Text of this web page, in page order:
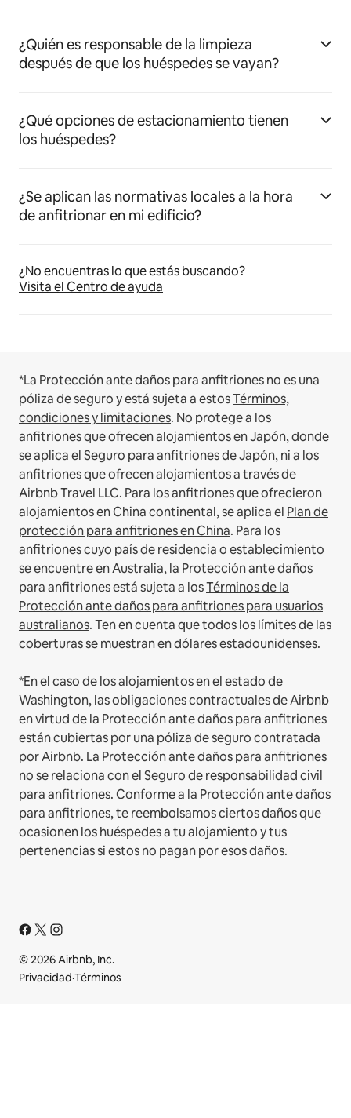
¿Quién es responsable de la limpieza
después de que los huéspedes se vayan?
¿Qué opciones de estacionamiento tienen
los huéspedes?
¿Se aplican las normativas locales a la hora
de anfitrionar en mi edificio?
¿No encuentras lo que estás buscando?
Visita el Centro de ayuda
*La Protección ante daños para anfitriones no es una
póliza de seguro y está sujeta a estosTérminos,
condiciones y limitaciones. No protege a los
anfitriones que ofrecen alojamientos en Japón, donde
se aplica elSeguro para anfitriones de Japón, ni a los
anfitriones que ofrecen alojamientos a través de
Airbnb Travel LLC. Para los anfitriones que ofrecieron
alojamientos en China continental, se aplica el Plan de
protección para anfitriones en China. Para los
anfitriones cuyo país de residencia o establecimiento
se encuentre en Australia, la Protección ante daños
para anfitriones está sujeta a losTérminos de la
Protección ante daños para anfitriones para usuarios
australianos. Ten en cuenta que todos los límites de las
coberturas se muestran en dólares estadounidenses.
*En el caso de los alojamientos en el estado de
Washington, las obligaciones contractuales de Airbnb
en virtud de la Protección ante daños para anfitriones
están cubiertas por una póliza de seguro contratada
por Airbnb. La Protección ante daños para anfitriones
no se relaciona con el Seguro de responsabilidad civil
para anfitriones. Conforme a la Protección ante daños
para anfitriones, te reembolsamos ciertos daños que
ocasionen los huéspedes a tu alojamiento y tus
pertenencias si estos no pagan por esos daños.
© 2026 Airbnb, Inc.
Privacidad·Términos